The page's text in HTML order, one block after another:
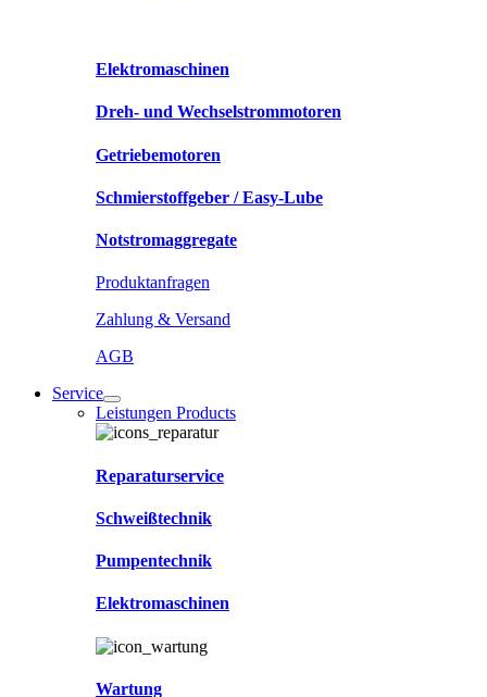
Elektromaschinen
Dreh- und Wechselstrommotoren
Getriebemotoren
Schmierstoffgeber / Easy-Lube
Notstromaggregate
Produktanfragen
Zahlung & Versand
AGB
Service
Leistungen Products
Reparaturservice
Schweißtechnik
Pumpentechnik
Elektromaschinen
Wartung